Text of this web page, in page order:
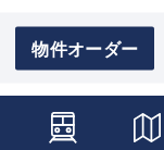
物件オーダー